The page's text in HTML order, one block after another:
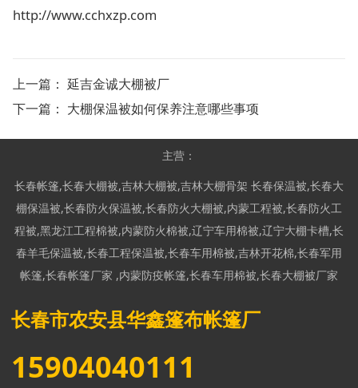
http://www.cchxzp.com
上一篇： 延吉金诚大棚被厂
下一篇： 大棚保温被如何保养注意哪些事项
主营：
长春帐篷,长春大棚被,吉林大棚被,吉林大棚骨架 长春保温被,长春大
棚保温被,长春防火保温被,长春防火大棚被,内蒙工程被,长春防火工
程被,黑龙江工程棉被,内蒙防火棉被,辽宁车用棉被,辽宁大棚卡槽,长
春羊毛保温被,长春工程保温被,长春车用棉被,吉林开花棉,长春军用
帐篷,长春帐篷厂家 ,内蒙防疫帐篷,长春车用棉被,长春大棚被厂家
长春市农安县华鑫篷布帐篷厂
15904040111